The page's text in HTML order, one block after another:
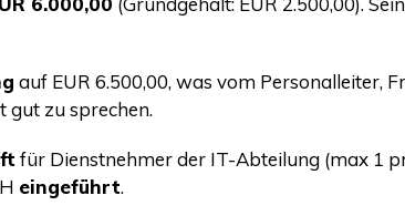
auf EUR 6.500,00, was vom Per­so­nal­lei­ter,
gut zu sprechen.
für Dienst­neh­mer der IT-Abtei­lung (max 1
ein­ge­führt.